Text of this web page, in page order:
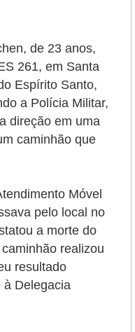
de 23 anos,
261, em Santa
Espírito Santo,
a Polícia Militar,
direção em uma
caminhão que
Móvel
pelo local no
a morte do
realizou
resultado
à Delegacia